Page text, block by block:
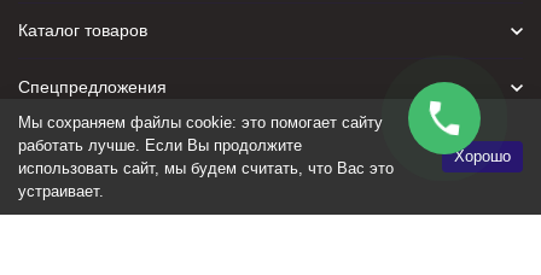
Каталог товаров
Спецпредложения
Для покупателя
Политика персональных данных
Мы сохраняем файлы cookie: это помогает сайту
работать лучше. Если Вы продолжите
использовать сайт, мы будем считать, что Вас это
устраивает.
Хорошо